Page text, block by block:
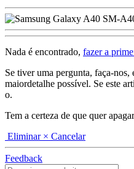
Nada é encontrado, fazer a
Se tiver uma pergunta, faça-nos,
maiordetalhe possível. Se este
o.
Tem a certeza de que quer
Eliminar × Cancelar
Feedback